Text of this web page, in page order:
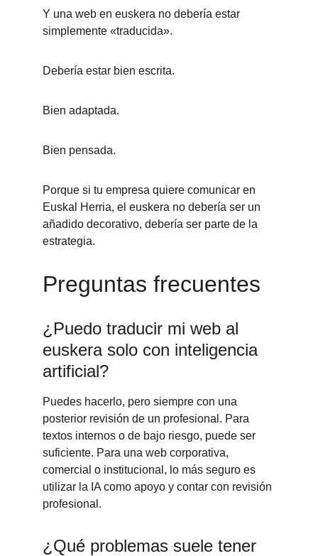
Y una web en euskera no debería estar
simplemente «traducida».
Debería estar bien escrita.
Bien adaptada.
Bien pensada.
Porque si tu empresa quiere comunicar en
Euskal Herria, el euskera no debería ser un
añadido decorativo, debería ser parte de la
estrategia.
Preguntas frecuentes
¿Puedo traducir mi web al
euskera solo con inteligencia
artificial?
Puedes hacerlo, pero siempre con una
posterior revisión de un profesional. Para
textos internos o de bajo riesgo, puede ser
suficiente. Para una web corporativa,
comercial o institucional, lo más seguro es
utilizar la IA como apoyo y contar con revisión
profesional.
¿Qué problemas suele tener